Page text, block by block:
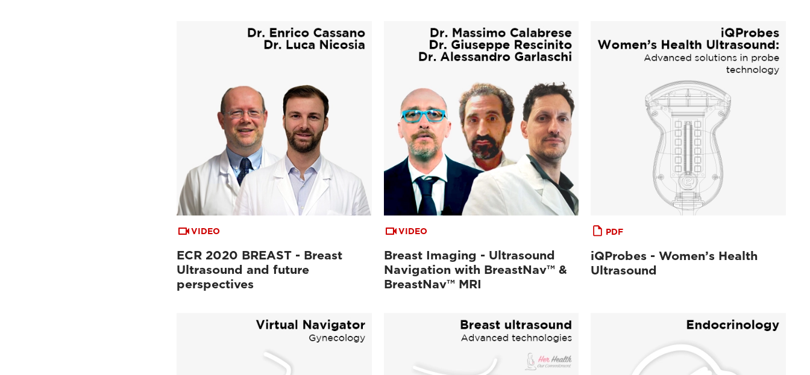
VIDEO
ECR 2020 BREAST - Breast
Ultrasound and future
perspectives
VIDEO
Breast Imaging - Ultrasound
Navigation with BreastNav™ &
BreastNav™ MRI
PDF
iQProbes - Women’s Health
Ultrasound